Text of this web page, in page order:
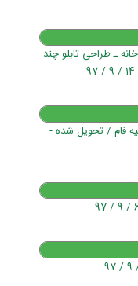
ـ طراحی تابلو چند
فام / تحویل شده -